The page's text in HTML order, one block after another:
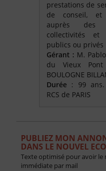
prestations de
de conseil, et
auprès des
collectivités et
publics ou privés
Gérant : M.
du Vieux
BOULOGNE
Durée : 99
RCS de PARIS
PUBLIEZ MON
DANS LE NOUVEL
Texte optimisé pour avoir
immédiate par mail